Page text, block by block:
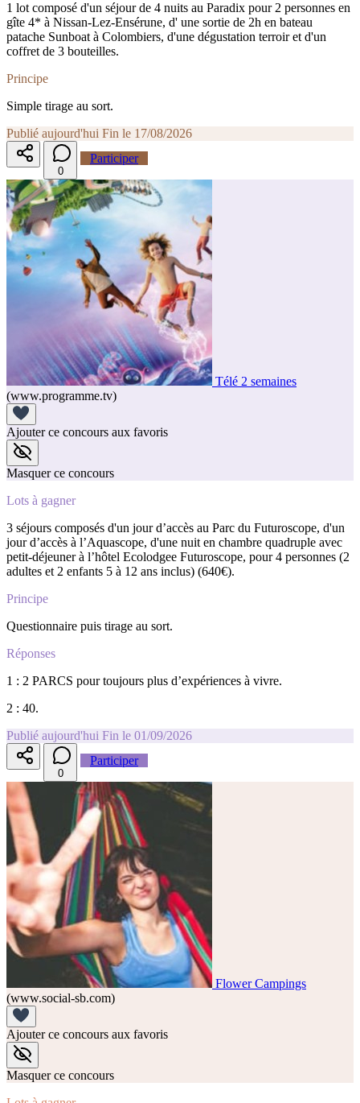
1 lot composé d'un séjour de 4 nuits au Paradix pour 2 personnes en
gîte 4* à Nissan-Lez-Ensérune, d' une sortie de 2h en bateau
patache Sunboat à Colombiers, d'une dégustation terroir et d'un
coffret de 3 bouteilles.
Principe
Simple tirage au sort.
Publié aujourd'hui Fin le 17/08/2026
0
Participer
Télé 2 semaines
(www.programme.tv)
Ajouter ce concours aux favoris
Masquer ce concours
Lots à gagner
3 séjours composés d'un jour d’accès au Parc du Futuroscope, d'un
jour d’accès à l’Aquascope, d'une nuit en chambre quadruple avec
petit-déjeuner à l’hôtel Ecolodgee Futuroscope, pour 4 personnes (2
adultes et 2 enfants 5 à 12 ans inclus) (640€).
Principe
Questionnaire puis tirage au sort.
Réponses
1 : 2 PARCS pour toujours plus d’expériences à vivre.
2 : 40.
Publié aujourd'hui Fin le 01/09/2026
0
Participer
Flower Campings
(www.social-sb.com)
Ajouter ce concours aux favoris
Masquer ce concours